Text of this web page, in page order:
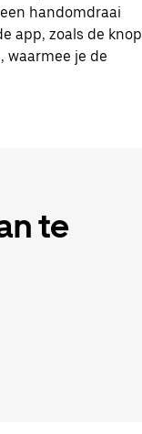
handomdraai
app, zoals de knop
waarmee je de
te